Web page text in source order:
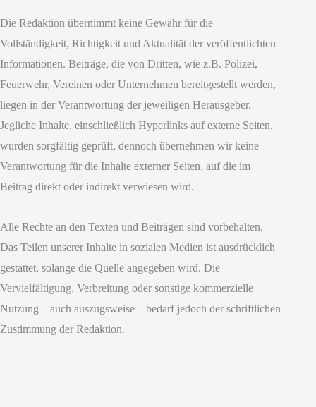
Die Redaktion übernimmt keine Gewähr für die
Vollständigkeit, Richtigkeit und Aktualität der veröffentlichten
Informationen. Beiträge, die von Dritten, wie z.B. Polizei,
Feuerwehr, Vereinen oder Unternehmen bereitgestellt werden,
liegen in der Verantwortung der jeweiligen Herausgeber.
Jegliche Inhalte, einschließlich Hyperlinks auf externe Seiten,
wurden sorgfältig geprüft, dennoch übernehmen wir keine
Verantwortung für die Inhalte externer Seiten, auf die im
Beitrag direkt oder indirekt verwiesen wird.
Alle Rechte an den Texten und Beiträgen sind vorbehalten.
Das Teilen unserer Inhalte in sozialen Medien ist ausdrücklich
gestattet, solange die Quelle angegeben wird. Die
Vervielfältigung, Verbreitung oder sonstige kommerzielle
Nutzung – auch auszugsweise – bedarf jedoch der schriftlichen
Zustimmung der Redaktion.